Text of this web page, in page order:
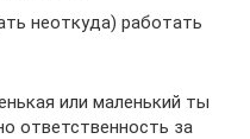
неоткуда) работать
или маленький ты
ответственность за